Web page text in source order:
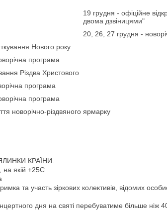
19 грудня - офіційне
двома дзвіницями"
20, 26, 27 грудня -
Нового року
програма
Різдва Христового
програма
програма
новорічно-різдвяного ярмарку
КРАЇНИ.
на якій +25С
та участь зіркових колективів, відомих
дня на святі перебуватиме більше ніж